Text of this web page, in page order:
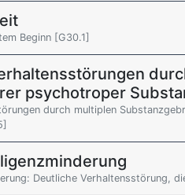
Beginn [G30.1]
psychotroper
durch multiplen
Deutliche Verhaltensstörung,